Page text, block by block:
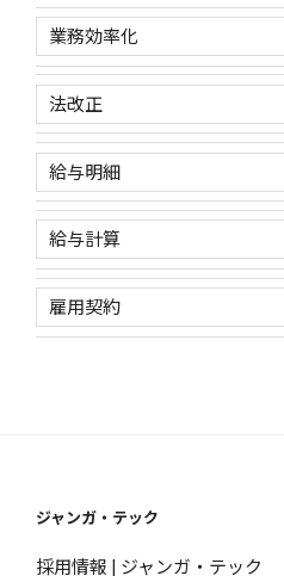
業務効率化
法改正
給与明細
給与計算
雇用契約
ジャンガ・テック
採用情報 | ジャンガ・テック